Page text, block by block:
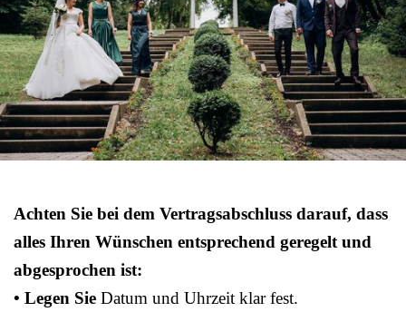
Achten Sie bei dem Vertragsabschluss darauf, dass
alles Ihren Wünschen entsprechend geregelt und
abgesprochen ist:
• Legen Sie Datum und Uhrzeit klar fest.